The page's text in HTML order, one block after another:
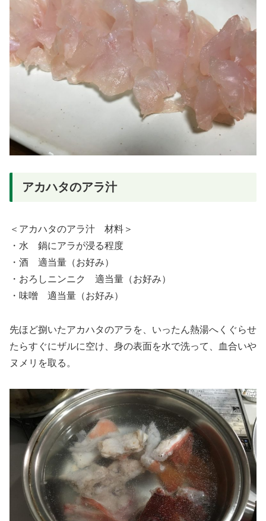
アカハタのアラ汁
＜アカハタのアラ汁 材料＞
・水 鍋にアラが浸る程度
・酒 適当量（お好み）
・おろしニンニク 適当量（お好み）
・味噌 適当量（お好み）
先ほど捌いたアカハタのアラを、いったん熱湯へくぐらせ
たらすぐにザルに空け、身の表面を水で洗って、血合いや
ヌメリを取る。